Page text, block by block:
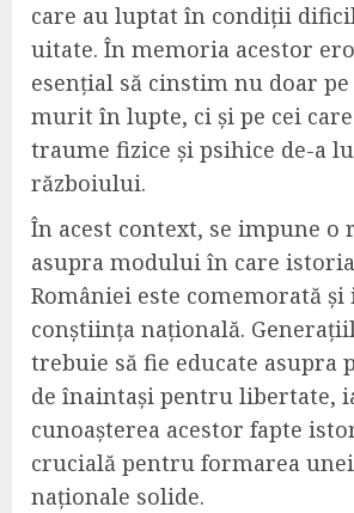
care au luptat în condiții
uitate. În memoria acestor
esențial să cinstim nu doar pe
murit în lupte, ci și pe cei
traume fizice și psihice de-a
războiului.
În acest context, se impune o
asupra modului în care
României este comemorată
conștiința națională.
trebuie să fie educate asupra
de înaintași pentru libertate,
cunoașterea acestor fapte
crucială pentru formarea
naționale solide.